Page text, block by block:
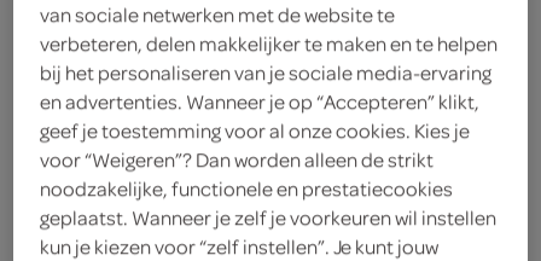
4 koekjes
2 (Luikse) wafels
2 cupcakes
4 slagroomsoesjes
1 peer
van sociale netwerken met de website te
verbeteren, delen makkelijker te maken en te helpen
bij het personaliseren van je sociale media-ervaring
en advertenties. Wanneer je op “Accepteren” klikt,
geef je toestemming voor al onze cookies. Kies je
voor “Weigeren”? Dan worden alleen de strikt
noodzakelijke, functionele en prestatiecookies
geplaatst. Wanneer je zelf je voorkeuren wil instellen
kun je kiezen voor “zelf instellen”. Je kunt jouw